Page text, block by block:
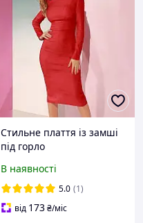
Стильне плаття із замші
під горло
В наявності
5.0 (1)
від 173₴/міс